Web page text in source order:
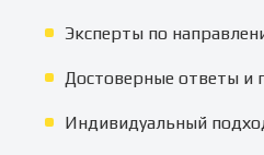
Эксперты по
Достоверные ответы и
Индивидуальный